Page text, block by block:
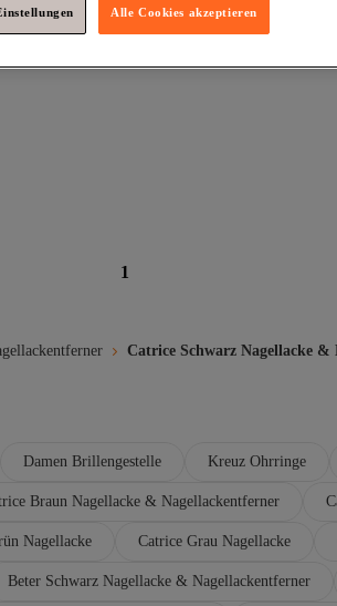
1
Catrice Schwarz Nagellacke &
Damen Brillengestelle Kreuz Ohrringe
Braun Nagellacke & Nagellackentferner
Nagellacke Catrice Grau Nagellacke
Beter Schwarz Nagellacke & Nagellackentferner
Alle Cookies akzeptieren